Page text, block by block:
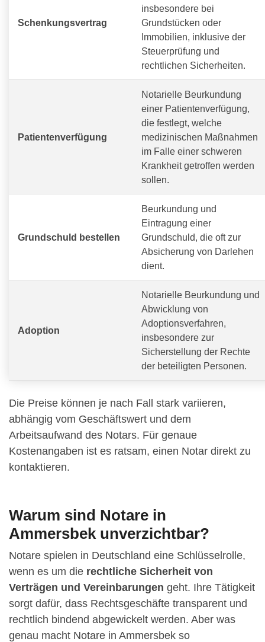
Schenkungsvertrag
insbesondere bei
Grundstücken oder
Immobilien, inklusive der
Steuerprüfung und
rechtlichen Sicherheiten.
Patientenverfügung
Notarielle Beurkundung
einer Patientenverfügung,
die festlegt, welche
medizinischen Maßnahmen
im Falle einer schweren
Krankheit getroffen werden
sollen.
Grundschuld bestellen
Beurkundung und
Eintragung einer
Grundschuld, die oft zur
Absicherung von Darlehen
dient.
Adoption
Notarielle Beurkundung und
Abwicklung von
Adoptionsverfahren,
insbesondere zur
Sicherstellung der Rechte
der beteiligten Personen.
Die Preise können je nach Fall stark variieren,
abhängig vom Geschäftswert und dem
Arbeitsaufwand des Notars. Für genaue
Kostenangaben ist es ratsam, einen Notar direkt zu
kontaktieren.
Warum sind Notare in
Ammersbek unverzichtbar?
Notare spielen in Deutschland eine Schlüsselrolle,
wenn es um die rechtliche Sicherheit von
Verträgen und Vereinbarungen geht. Ihre Tätigkeit
sorgt dafür, dass Rechtsgeschäfte transparent und
rechtlich bindend abgewickelt werden. Aber was
genau macht Notare in Ammersbek so